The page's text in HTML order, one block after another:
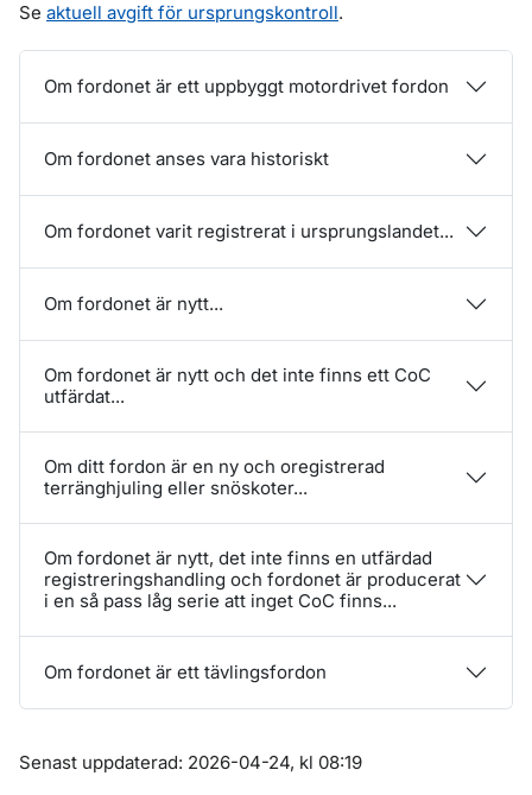
Se aktuell avgift för ursprungskontroll.
Om fordonet är ett uppbyggt motordrivet fordon
Om fordonet anses vara historiskt
Om fordonet varit registrerat i ursprungslandet...
Om fordonet är nytt...
Om fordonet är nytt och det inte finns ett CoC
utfärdat...
Om ditt fordon är en ny och oregistrerad
terränghjuling eller snöskoter...
Om fordonet är nytt, det inte finns en utfärdad
registreringshandling och fordonet är producerat
i en så pass låg serie att inget CoC finns...
Om fordonet är ett tävlingsfordon
Om sidan
Senast uppdaterad: 2026-04-24, kl 08:19